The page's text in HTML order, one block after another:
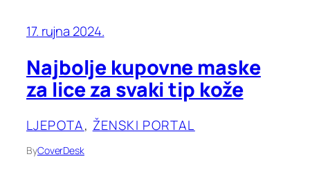
17. rujna 2024.
Najbolje kupovne maske
za lice za svaki tip kože
LJEPOTA, ŽENSKI PORTAL
ByCoverDesk